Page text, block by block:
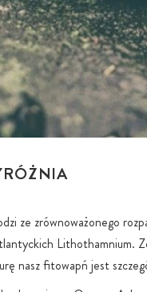
ze zrównoważonego
Lithothamnium.
nasz fitowapń jest